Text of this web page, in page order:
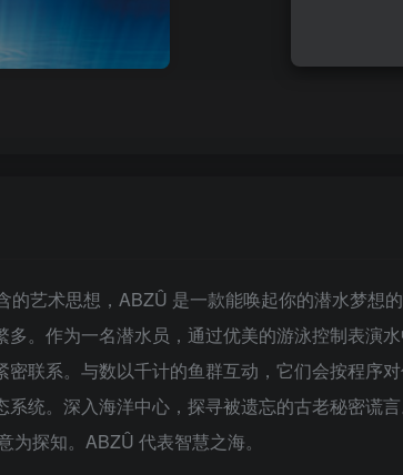
艺术思想，ABZÛ 是一款能唤起你的潜水梦想
。作为一名潜水员，通过优美的游泳控制表演
联系。与数以千计的鱼群互动，它们会按程序
统。深入海洋中心，探寻被遗忘的古老秘密谎
探知。ABZÛ 代表智慧之海。